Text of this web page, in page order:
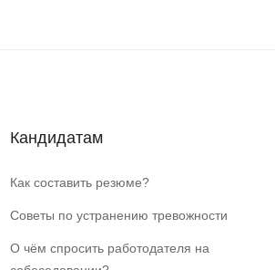
Кандидатам
Как составить резюме?
Советы по устранению тревожности
О чём спросить работодателя на